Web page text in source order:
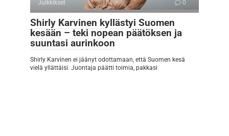
Julkkikset 0
Shirly Karvinen kyllästyi Suomen
kesään – teki nopean päätöksen ja
suuntasi aurinkoon
Shirly Karvinen ei jäänyt odottamaan, että Suomen kesä
vielä yllättäisi. Juontaja päätti toimia, pakkasi